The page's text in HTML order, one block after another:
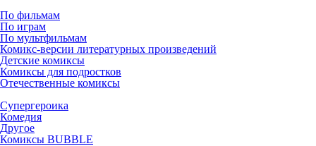
По фильмам
По играм
По мультфильмам
Комикс-версии литературных произведений
Детские комиксы
Комиксы для подростков
Отечественные комиксы
Супергероика
Комедия
Другое
Комиксы BUBBLE